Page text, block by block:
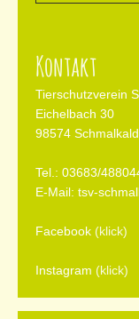
Kontakt
Tierschutzverein
Eichelbach 30
98574
Tel.: 03683/
E-Mail: tsv-
Facebook (klick)
Instagram (klick)